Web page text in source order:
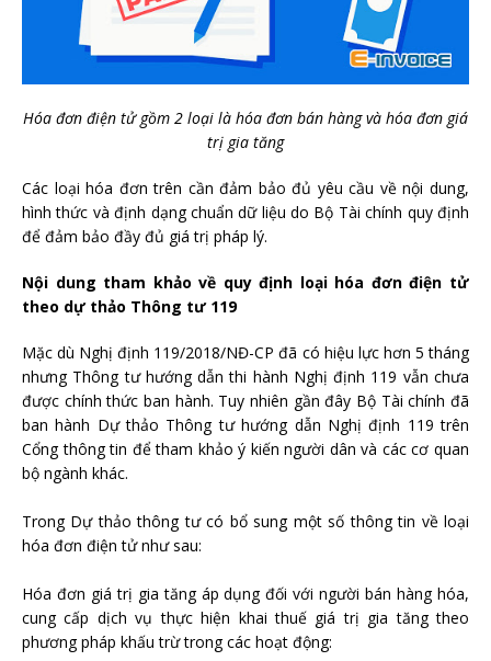
Hóa đơn điện tử gồm 2 loại là hóa đơn bán hàng và hóa đơn giá
trị gia tăng
Các loại hóa đơn trên cần đảm bảo đủ yêu cầu về nội dung,
hình thức và định dạng chuẩn dữ liệu do Bộ Tài chính quy định
để đảm bảo đầy đủ giá trị pháp lý.
Nội dung tham khảo về quy định loại hóa đơn điện tử
theo dự thảo Thông tư 119
Mặc dù Nghị định 119/2018/NĐ-CP đã có hiệu lực hơn 5 tháng
nhưng Thông tư hướng dẫn thi hành Nghị định 119 vẫn chưa
được chính thức ban hành. Tuy nhiên gần đây Bộ Tài chính đã
ban hành Dự thảo Thông tư hướng dẫn Nghị định 119 trên
Cổng thông tin để tham khảo ý kiến người dân và các cơ quan
bộ ngành khác.
Trong Dự thảo thông tư có bổ sung một số thông tin về loại
hóa đơn điện tử như sau:
Hóa đơn giá trị gia tăng áp dụng đối với người bán hàng hóa,
cung cấp dịch vụ thực hiện khai thuế giá trị gia tăng theo
phương pháp khấu trừ trong các hoạt động: